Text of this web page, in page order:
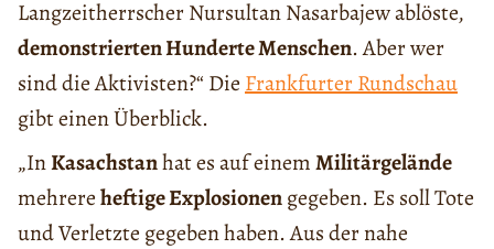
Langzeitherrscher Nursultan Nasarbajew ablöste,
demonstrierten Hunderte Menschen. Aber wer
sind die Aktivisten?“ Die Frankfurter Rundschau
gibt einen Überblick.
„InKasachstanhat es auf einemMilitärgelände
mehrereheftige Explosionengegeben. Es soll Tote
und Verletzte gegeben haben. Aus der nahe